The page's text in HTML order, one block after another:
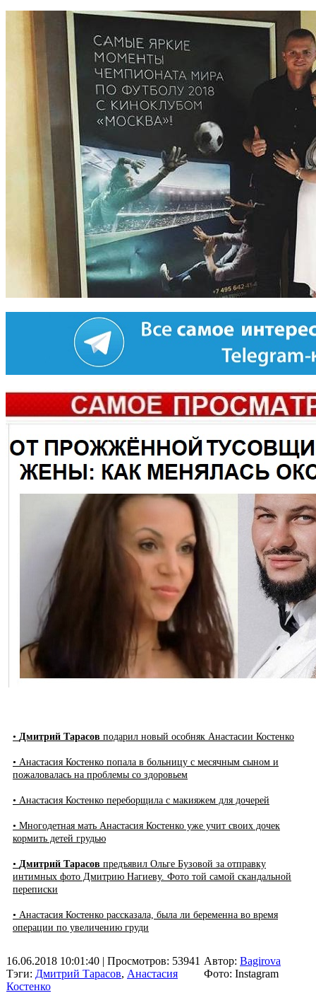
• Дмитрий Тарасов подарил новый особняк Анастасии Костенко
• Анастасия Костенко попала в больницу с месячным сыном и
пожаловалась на проблемы со здоровьем
• Анастасия Костенко переборщила с макияжем для дочерей
• Многодетная мать Анастасия Костенко уже учит своих дочек
кормить детей грудью
• Дмитрий Тарасов предъявил Ольге Бузовой за отправку
интимных фото Дмитрию Нагиеву. Фото той самой скандальной
переписки
• Анастасия Костенко рассказала, была ли беременна во время
операции по увеличению груди
16.06.2018 10:01:40 | Просмотров: 53941
Тэги: Дмитрий Тарасов, Анастасия
Костенко
Автор: Bagirova
Фото: Instagram